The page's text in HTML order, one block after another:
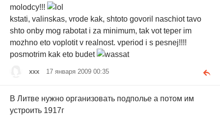
molodcy!!!
kstati, valinskas, vrode kak, shtoto govoril naschiot tavo
shto onby mog rabotat i za minimum, tak vot teper im
mozhno eto voplotit v realnost. vperiod i s pesnej!!!!
posmotrim kak eto budet
xxx 17 января 2009 00:35
В Литве нужно организовать подполье а потом им
устроить 1917г